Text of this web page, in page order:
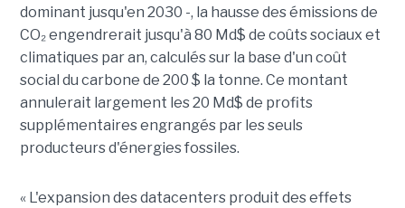
dominant jusqu'en 2030 -, la hausse des émissions de
CO₂ engendrerait jusqu'à 80 Md$ de coûts sociaux et
climatiques par an, calculés sur la base d'un coût
social du carbone de 200 $ la tonne. Ce montant
annulerait largement les 20 Md$ de profits
supplémentaires engrangés par les seuls
producteurs d'énergies fossiles.
« L'expansion des datacenters produit des effets